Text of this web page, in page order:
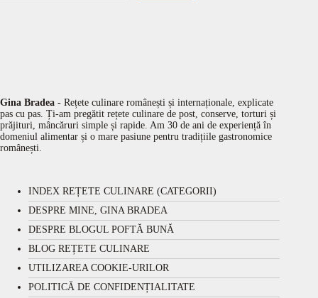
Gina Bradea - Rețete culinare românești și internaționale, explicate
pas cu pas. Ți-am pregătit rețete culinare de post, conserve, torturi și
prăjituri, mâncăruri simple și rapide. Am 30 de ani de experiență în
domeniul alimentar și o mare pasiune pentru tradițiile gastronomice
românești.
INDEX REȚETE CULINARE (CATEGORII)
DESPRE MINE, GINA BRADEA
DESPRE BLOGUL POFTĂ BUNĂ
BLOG REȚETE CULINARE
UTILIZAREA COOKIE-URILOR
POLITICĂ DE CONFIDENȚIALITATE